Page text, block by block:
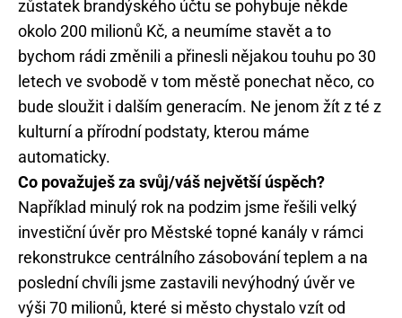
zůstatek brandýského účtu se pohybuje někde
okolo 200 milionů Kč, a neumíme stavět a to
bychom rádi změnili a přinesli nějakou touhu po 30
letech ve svobodě v tom městě ponechat něco, co
bude sloužit i dalším generacím. Ne jenom žít z té z
kulturní a přírodní podstaty, kterou máme
automaticky.
Co považuješ za svůj/váš největší úspěch?
Například minulý rok na podzim jsme řešili velký
investiční úvěr pro Městské topné kanály v rámci
rekonstrukce centrálního zásobování teplem a na
poslední chvíli jsme zastavili nevýhodný úvěr ve
výši 70 milionů, které si město chystalo vzít od